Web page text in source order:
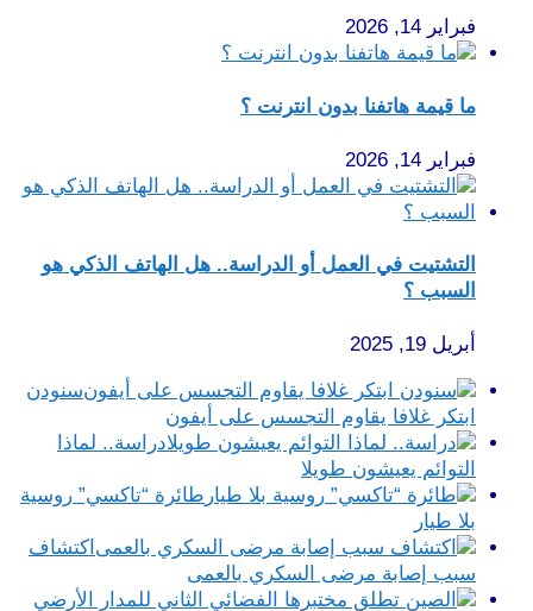
فبراير 14, 2026
ما قيمة هاتفنا بدون انترنت ؟
فبراير 14, 2026
التشتيت في العمل أو الدراسة.. هل الهاتف الذكي هو
السبب ؟
أبريل 19, 2025
سنودن
ابتكر غلافا يقاوم التجسس على أيفون
دراسة.. لماذا
التوائم يعيشون طويلا
طائرة “تاكسي” روسية
بلا طيار
اكتشاف
سبب إصابة مرضى السكري بالعمى